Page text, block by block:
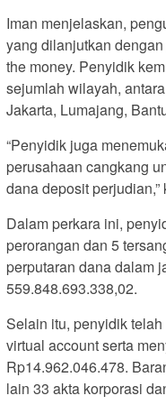
Iman menjelaskan,
yang dilanjutkan
the money. Penyidik
sejumlah wilayah,
Jakarta, Lumajang,
“Penyidik juga
perusahaan cangkang
dana deposit perjudian,”
Dalam perkara ini,
perorangan dan 5
perputaran dana dalam
559.848.693.338,02.
Selain itu, penyidik
virtual account serta
Rp14.962.046.478.
lain 33 akta korporasi